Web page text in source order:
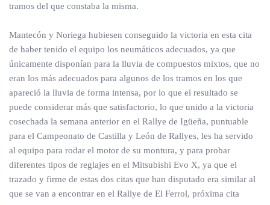
tramos del que constaba la misma.
Mantecón y Noriega hubiesen conseguido la victoria en esta cita
de haber tenido el equipo los neumáticos adecuados, ya que
únicamente disponían para la lluvia de compuestos mixtos, que no
eran los más adecuados para algunos de los tramos en los que
apareció la lluvia de forma intensa, por lo que el resultado se
puede considerar más que satisfactorio, lo que unido a la victoria
cosechada la semana anterior en el Rallye de Igüeña, puntuable
para el Campeonato de Castilla y León de Rallyes, les ha servido
al equipo para rodar el motor de su montura, y para probar
diferentes tipos de reglajes en el Mitsubishi Evo X, ya que el
trazado y firme de estas dos citas que han disputado era similar al
que se van a encontrar en el Rallye de El Ferrol, próxima cita